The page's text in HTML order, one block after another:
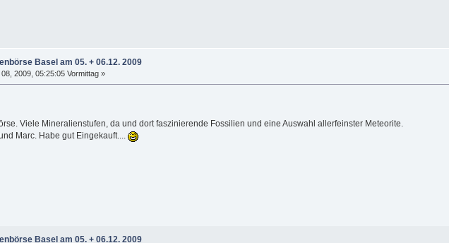
Basel am 05. + 06.12. 2009
2009, 05:25:05 Vormittag »
Viele Mineralienstufen, da und dort faszinierende Fossilien und eine Auswahl allerfeinster Meteorite.
Marc. Habe gut Eingekauft....
Basel am 05. + 06.12. 2009